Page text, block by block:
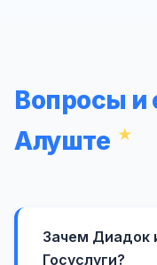
Вопросы и
Алуште
Зачем Диадок
Госуслуги?